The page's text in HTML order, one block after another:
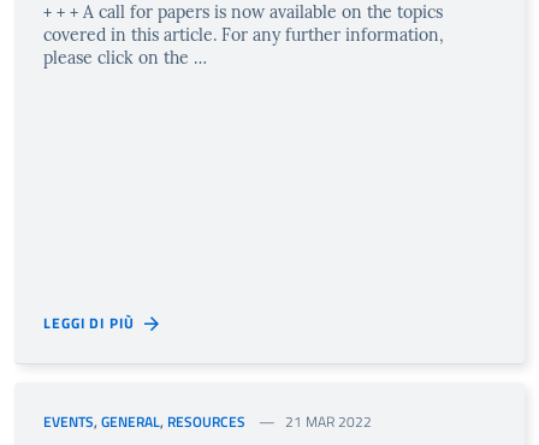
+ + + A call for papers is now available on the topics
covered in this article. For any further information,
please click on the …
LEGGI DI PIÙ
EVENTS, GENERAL, RESOURCES 21 MAR 2022